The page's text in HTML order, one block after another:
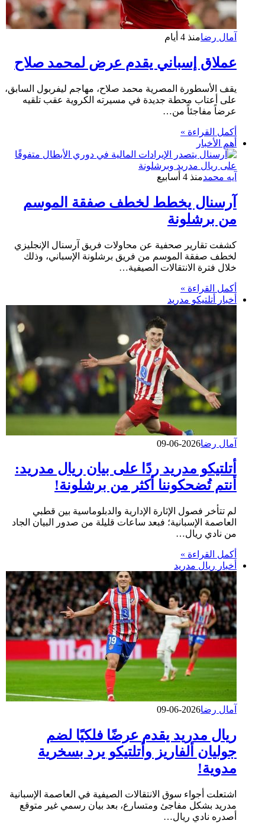
آمال رضامنذ 4 أيام
عملاق إسباني يقدم عرض لمحمد صلاح
يقف الأسطورة المصرية محمد صلاح، مهاجم ليفربول السابق،
على أعتاب محطة جديدة في مسيرته الكروية عقب تلقيه
عرضاً مفاجئاً من…
أكمل القراءة »
أهم الأخبار
آيه محمدمنذ 4 أسابيع
آرسنال يخطط لخطف صفقة الموسم
من برشلونة
كشفت تقارير صحفية عن محاولات فريق آرسنال الإنجليزي
لخطف صفقة الموسم من فريق برشلونة الإسباني، وذلك
خلال فترة الانتقالات الصيفية…
أكمل القراءة »
أخبار أتلتيكو مدريد
آمال رضا2026-06-09
أتلتيكو مدريد ردًا على بيان ريال مدريد:
أنتم تُضحكوننا أكثر من برشلونة!
لم تتأخر فصول الإثارة الإدارية والدبلوماسية بين قطبي
العاصمة الإسبانية؛ فبعد ساعات قليلة من صدور البيان الجاد
من نادي ريال…
أكمل القراءة »
أخبار ريال مدريد
آمال رضا2026-06-09
ريال مدريد يقدم عرضًا فلكيًا لضم
جوليان ألفاريز وأتلتيكو يرد بسخرية
مدوية!
اشتعلت أجواء سوق الانتقالات الصيفية في العاصمة الإسبانية
مدريد بشكل مفاجئ ومتسارع، بعد بيان رسمي غير متوقع
أصدره نادي ريال…